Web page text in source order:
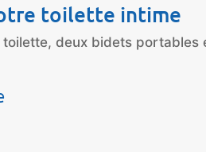
toilette intime
deux bidets portables